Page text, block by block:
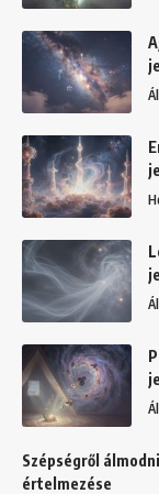
Szépségről
értelmezése